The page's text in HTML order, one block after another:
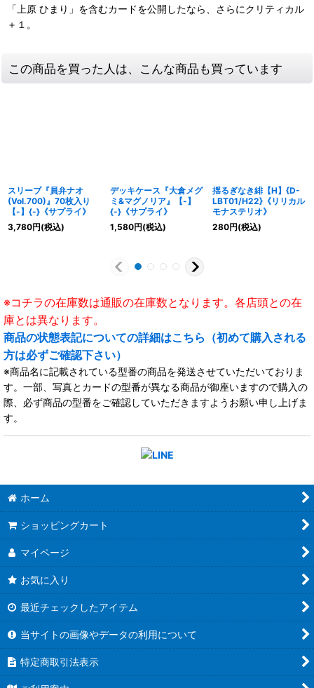
「上原 ひまり」を含むカードを公開したなら、さらにクリティカル
＋１。
この商品を買った人は、こんな商品も買っています
スリーブ『員弁ナオ
(Vol.700)』70枚入り
【-】{-}《サプライ》
3,780円(税込)
デッキケース『大倉メグ
ミ&マグノリア』【-】
{-}《サプライ》
1,580円(税込)
揺るぎなき緋【H】{D-
LBT01/H22}《リリカル
モナステリオ》
280円(税込)
※コチラの在庫数は通販の在庫数となります。各店頭との在
庫とは異なります。
商品の状態表記についての詳細はこちら（初めて購入される
方は必ずご確認下さい）
※商品名に記載されている型番の商品を発送させていただいておりま
す。一部、写真とカードの型番が異なる商品が御座いますので購入の
際、必ず商品の型番をご確認していただきますようお願い申し上げま
す。
ホーム
ショッピングカート
マイページ
お気に入り
最近チェックしたアイテム
当サイトの画像やデータの利用について
特定商取引法表示